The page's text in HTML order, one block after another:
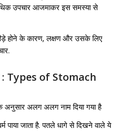
उपचार आजमाकर इस समस्या से
होने के कारण, लक्षण और उसके लिए
: Types of Stomach
अलग अलग नाम दिया गया है
पाया जाता है. पतले धागे से दिखने वाले ये